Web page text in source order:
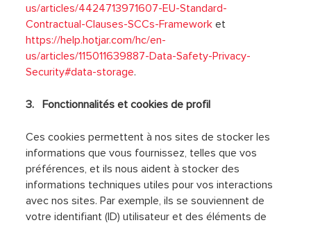
us/articles/4424713971607-EU-Standard-
Contractual-Clauses-SCCs-Framework et
https://help.hotjar.com/hc/en-
us/articles/115011639887-Data-Safety-Privacy-
Security#data-storage.
3. Fonctionnalités et cookies de profil
Ces cookies permettent à nos sites de stocker les
informations que vous fournissez, telles que vos
préférences, et ils nous aident à stocker des
informations techniques utiles pour vos interactions
avec nos sites. Par exemple, ils se souviennent de
votre identifiant (ID) utilisateur et des éléments de